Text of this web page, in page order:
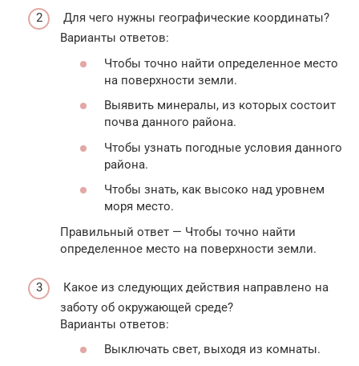
Для чего нужны географические координаты?
Варианты ответов:
Чтобы точно найти определенное место
на поверхности земли.
Выявить минералы, из которых состоит
почва данного района.
Чтобы узнать погодные условия данного
района.
Чтобы знать, как высоко над уровнем
моря место.
Правильный ответ — Чтобы точно найти
определенное место на поверхности земли.
Какое из следующих действия направлено на
заботу об окружающей среде?
Варианты ответов:
Выключать свет, выходя из комнаты.